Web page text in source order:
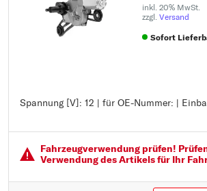
inkl. 20% MwSt.
zzgl. Versand
Sofort
Spannung [V]: 12 | für OE-Nummer: |
Spannung [V]: 12
Einbauseite: hinten
Fahrzeugver­wendung prüfen!
Verwendung des Artikels für Ihr